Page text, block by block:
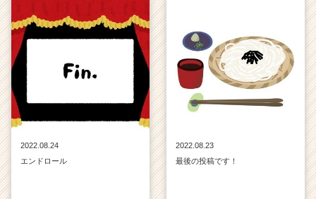
2022.08.24
エンドロール
2022.08.23
最後の投稿です！